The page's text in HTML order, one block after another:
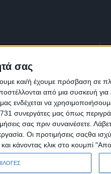
σας
και/ή έχουμε πρόσβαση σε
από μια συσκευή για
μας ενδέχεται να
συνεργάτες μας όπως
σας πριν συναινέσετε.
Οι προτιμήσεις σαςθα
κάνοντας κλικ στο κουμπί